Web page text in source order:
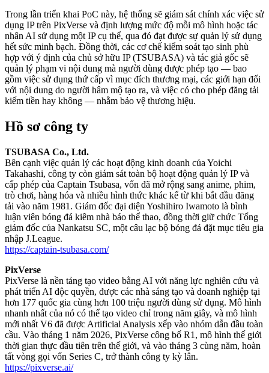
Trong lần triển khai PoC này, hệ thống sẽ giám sát chính xác việc sử
dụng IP trên PixVerse và định lượng mức độ mỗi mô hình hoặc tác
nhân AI sử dụng một IP cụ thể, qua đó đạt được sự quản lý sử dụng
hết sức minh bạch. Đồng thời, các cơ chế kiểm soát tạo sinh phù
hợp với ý định của chủ sở hữu IP (TSUBASA) và tác giả gốc sẽ
quản lý phạm vi nội dung mà người dùng được phép tạo — bao
gồm việc sử dụng thứ cấp vì mục đích thương mại, các giới hạn đối
với nội dung do người hâm mộ tạo ra, và việc có cho phép đăng tải
kiếm tiền hay không — nhằm bảo vệ thương hiệu.
Hồ sơ công ty
TSUBASA Co., Ltd.
Bên cạnh việc quản lý các hoạt động kinh doanh của Yoichi
Takahashi, công ty còn giám sát toàn bộ hoạt động quản lý IP và
cấp phép của Captain Tsubasa, vốn đã mở rộng sang anime, phim,
trò chơi, hàng hóa và nhiều hình thức khác kể từ khi bắt đầu đăng
tải vào năm 1981. Giám đốc đại diện Yoshihiro Iwamoto là bình
luận viên bóng đá kiêm nhà báo thể thao, đồng thời giữ chức Tổng
giám đốc của Nankatsu SC, một câu lạc bộ bóng đá đặt mục tiêu gia
nhập J.League.
https://captain-tsubasa.com/
PixVerse
PixVerse là nền tảng tạo video bằng AI với năng lực nghiên cứu và
phát triển AI độc quyền, được các nhà sáng tạo và doanh nghiệp tại
hơn 177 quốc gia cùng hơn 100 triệu người dùng sử dụng. Mô hình
nhanh nhất của nó có thể tạo video chỉ trong năm giây, và mô hình
mới nhất V6 đã được Artificial Analysis xếp vào nhóm dẫn đầu toàn
cầu. Vào tháng 1 năm 2026, PixVerse công bố R1, mô hình thế giới
thời gian thực đầu tiên trên thế giới, và vào tháng 3 cùng năm, hoàn
tất vòng gọi vốn Series C, trở thành công ty kỳ lân.
https://pixverse.ai/